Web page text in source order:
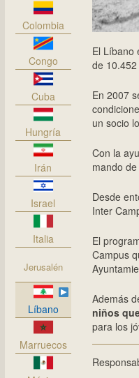
Colombia
Congo
Cuba
Hungría
Irán
Israel
Italia
Jerusalén
Líbano
Marruecos
El Líbano
de
En 2007
un socio
Con la
mando
Desde
Inter
El
Campus
Además
niños
para los